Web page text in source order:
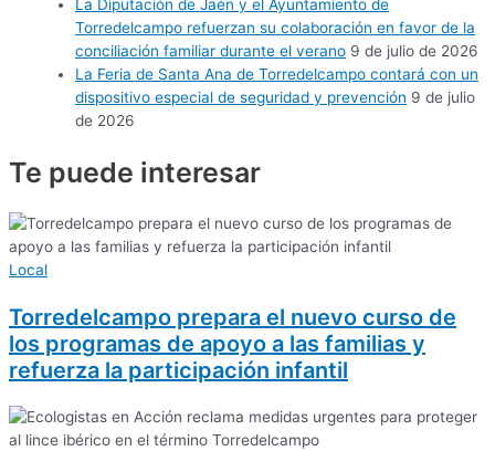
La Diputación de Jaén y el Ayuntamiento de
Torredelcampo refuerzan su colaboración en favor de la
conciliación familiar durante el verano 9 de julio de 2026
La Feria de Santa Ana de Torredelcampo contará con un
dispositivo especial de seguridad y prevención 9 de julio
de 2026
Te puede interesar
Local
Torredelcampo prepara el nuevo curso de
los programas de apoyo a las familias y
refuerza la participación infantil